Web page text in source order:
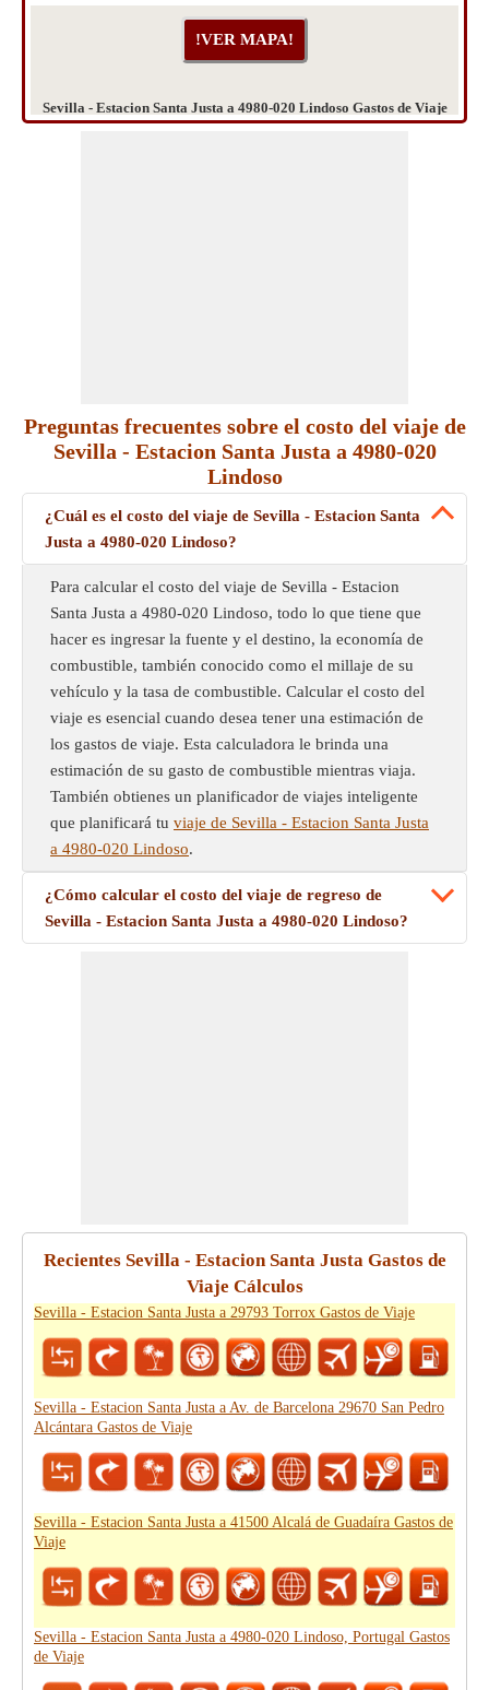
Sevilla - Estacion Santa Justa a 4980-020 Lindoso Gastos de Viaje
Preguntas frecuentes sobre el costo del viaje de
Sevilla - Estacion Santa Justa a 4980-020
Lindoso
¿Cuál es el costo del viaje de Sevilla - Estacion Santa
Justa a 4980-020 Lindoso?
Para calcular el costo del viaje de Sevilla - Estacion
Santa Justa a 4980-020 Lindoso, todo lo que tiene que
hacer es ingresar la fuente y el destino, la economía de
combustible, también conocido como el millaje de su
vehículo y la tasa de combustible. Calcular el costo del
viaje es esencial cuando desea tener una estimación de
los gastos de viaje. Esta calculadora le brinda una
estimación de su gasto de combustible mientras viaja.
También obtienes un planificador de viajes inteligente
que planificará tu viaje de Sevilla - Estacion Santa Justa
a 4980-020 Lindoso.
¿Cómo calcular el costo del viaje de regreso de
Sevilla - Estacion Santa Justa a 4980-020 Lindoso?
Recientes Sevilla - Estacion Santa Justa Gastos de
Viaje Cálculos
Sevilla - Estacion Santa Justa a 29793 Torrox Gastos de Viaje
Sevilla - Estacion Santa Justa a Av. de Barcelona 29670 San Pedro
Alcántara Gastos de Viaje
Sevilla - Estacion Santa Justa a 41500 Alcalá de Guadaíra Gastos de
Viaje
Sevilla - Estacion Santa Justa a 4980-020 Lindoso, Portugal Gastos
de Viaje